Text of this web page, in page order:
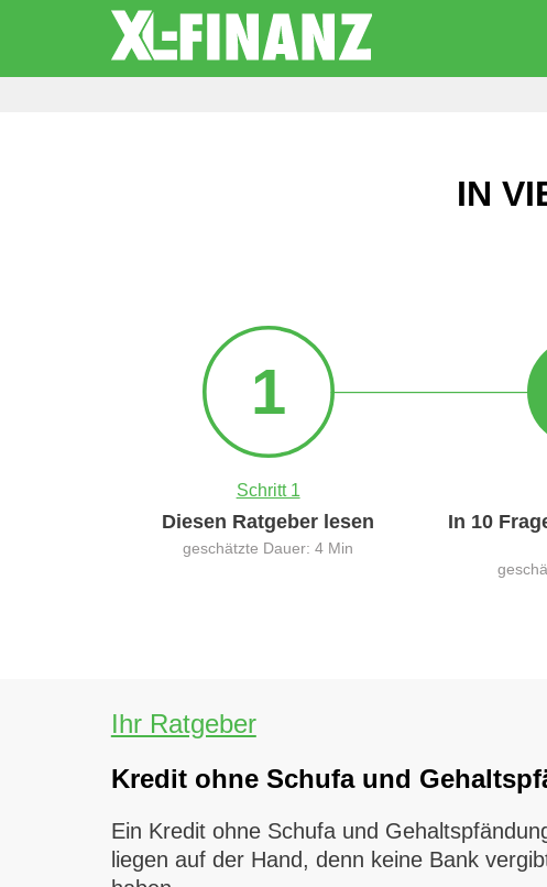
IN
1
Schritt 1
Diesen Ratgeber lesen
geschätzte Dauer: 4 Min
In 10
Ihr Ratgeber
Kredit ohne Schufa und
Ein Kredit ohne Schufa und
liegen auf der Hand, denn keine Bank